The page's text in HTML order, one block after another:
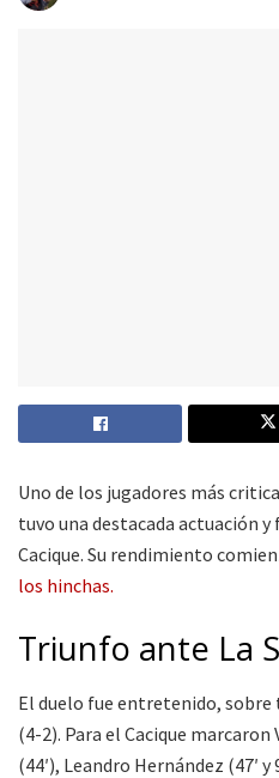
Uno de los jugadores más
tuvo una destacada actuación
Cacique. Su rendimiento
los hinchas.
Triunfo ante La
El duelo fue entretenido,
(4-2). Para el Cacique
(44′), Leandro Hernández (47′ y